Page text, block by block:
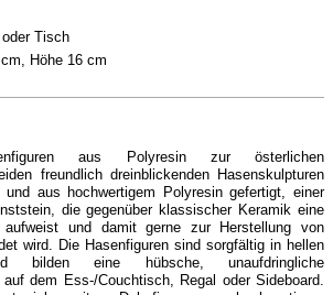
Tisch
Höhe 16 cm
aus Polyresin zur österlichen
freundlich dreinblickenden Hasenskulpturen
aus hochwertigem Polyresin gefertigt, einer
die gegenüber klassischer Keramik eine
aufweist und damit gerne zur Herstellung von
wird. Die Hasenfiguren sind sorgfältig in hellen
bilden eine hübsche, unaufdringliche
auf dem Ess-/Couchtisch, Regal oder Sideboard.